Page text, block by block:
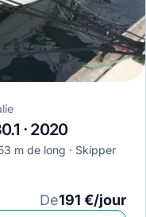
· 2020
m de long
Skipper
De191 €/jour